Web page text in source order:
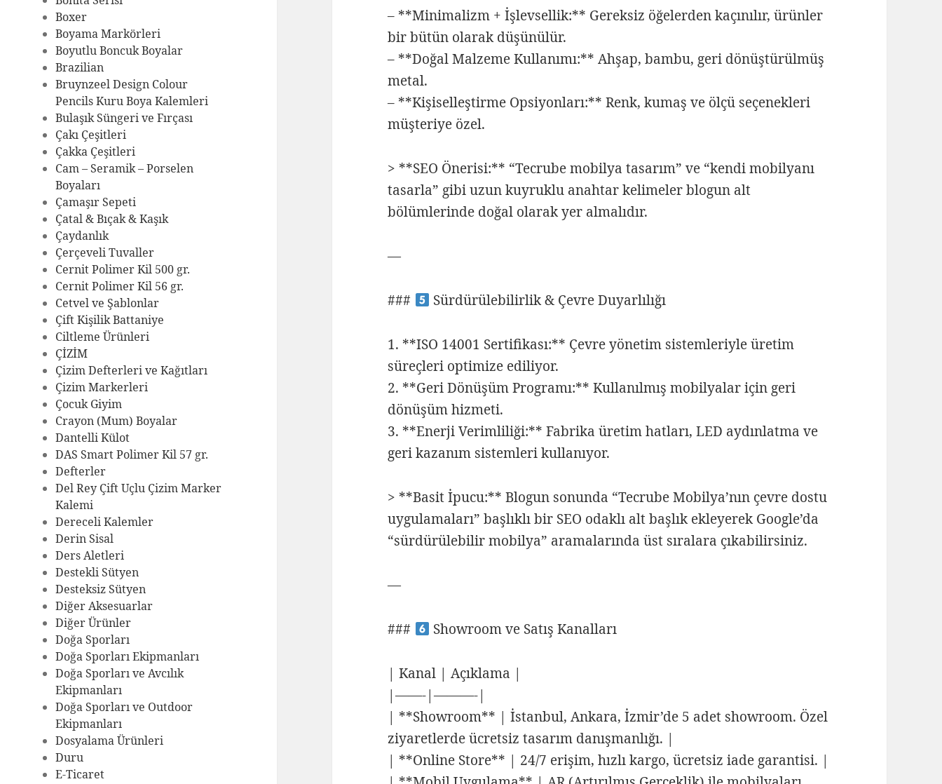
Boxer
Boyama Markörleri
Boyutlu Boncuk Boyalar
Brazilian
Bruynzeel Design Colour
Pencils Kuru Boya Kalemleri
Bulaşık Süngeri ve Fırçası
Çakı Çeşitleri
Çakka Çeşitleri
Cam – Seramik – Porselen
Boyaları
Çamaşır Sepeti
Çatal & Bıçak & Kaşık
Çaydanlık
Çerçeveli Tuvaller
Cernit Polimer Kil 500 gr.
Cernit Polimer Kil 56 gr.
Cetvel ve Şablonlar
Çift Kişilik Battaniye
Ciltleme Ürünleri
ÇİZİM
Çizim Defterleri ve Kağıtları
Çizim Markerleri
Çocuk Giyim
Crayon (Mum) Boyalar
Dantelli Külot
DAS Smart Polimer Kil 57 gr.
Defterler
Del Rey Çift Uçlu Çizim Marker
Kalemi
Dereceli Kalemler
Derin Sisal
Ders Aletleri
Destekli Sütyen
Desteksiz Sütyen
Diğer Aksesuarlar
Diğer Ürünler
Doğa Sporları
Doğa Sporları Ekipmanları
Doğa Sporları ve Avcılık
Ekipmanları
Doğa Sporları ve Outdoor
Ekipmanları
Dosyalama Ürünleri
Duru
E-Ticaret
– **Minimalizm + İşlevsellik:** Gereksiz öğelerden kaçınılır, ürünler
bir bütün olarak düşünülür.
– **Doğal Malzeme Kullanımı:** Ahşap, bambu, geri dönüştürülmüş
metal.
– **Kişiselleştirme Opsiyonları:** Renk, kumaş ve ölçü seçenekleri
müşteriye özel.
> **SEO Önerisi:** “Tecrube mobilya tasarım” ve “kendi mobilyanı
tasarla” gibi uzun kuyruklu anahtar kelimeler blogun alt
bölümlerinde doğal olarak yer almalıdır.
—
### Sürdürülebilirlik & Çevre Duyarlılığı
1. **ISO 14001 Sertifikası:** Çevre yönetim sistemleriyle üretim
süreçleri optimize ediliyor.
2. **Geri Dönüşüm Programı:** Kullanılmış mobilyalar için geri
dönüşüm hizmeti.
3. **Enerji Verimliliği:** Fabrika üretim hatları, LED aydınlatma ve
geri kazanım sistemleri kullanıyor.
> **Basit İpucu:** Blogun sonunda “Tecrube Mobilya’nın çevre dostu
uygulamaları” başlıklı bir SEO odaklı alt başlık ekleyerek Google’da
“sürdürülebilir mobilya” aramalarında üst sıralara çıkabilirsiniz.
—
### Showroom ve Satış Kanalları
| Kanal | Açıklama |
|——-|———-|
| **Showroom** | İstanbul, Ankara, İzmir’de 5 adet showroom. Özel
ziyaretlerde ücretsiz tasarım danışmanlığı. |
| **Online Store** | 24/7 erişim, hızlı kargo, ücretsiz iade garantisi. |